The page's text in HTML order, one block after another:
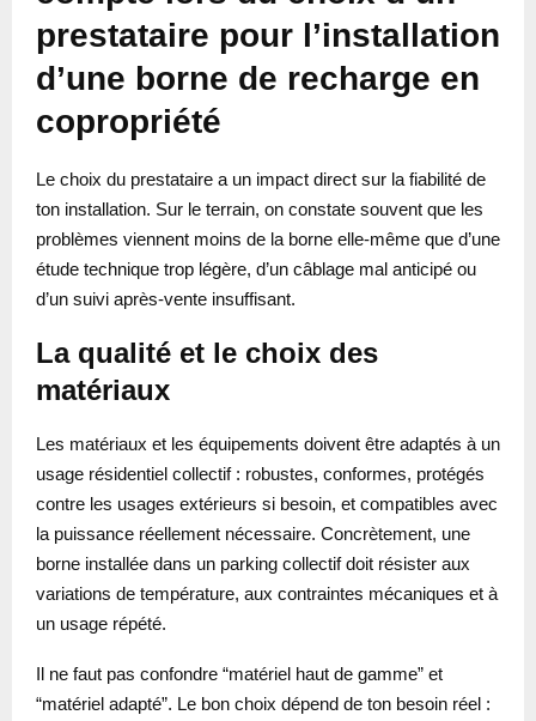
prestataire pour l’installation
d’une borne de recharge en
copropriété
Le choix du prestataire a un impact direct sur la fiabilité de
ton installation. Sur le terrain, on constate souvent que les
problèmes viennent moins de la borne elle-même que d’une
étude technique trop légère, d’un câblage mal anticipé ou
d’un suivi après-vente insuffisant.
La qualité et le choix des
matériaux
Les matériaux et les équipements doivent être adaptés à un
usage résidentiel collectif : robustes, conformes, protégés
contre les usages extérieurs si besoin, et compatibles avec
la puissance réellement nécessaire. Concrètement, une
borne installée dans un parking collectif doit résister aux
variations de température, aux contraintes mécaniques et à
un usage répété.
Il ne faut pas confondre “matériel haut de gamme” et
“matériel adapté”. Le bon choix dépend de ton besoin réel :